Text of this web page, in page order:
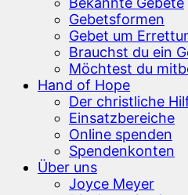
Gebetsformen
Gebet um
Brauchst du ein
Möchtest du
Hand of Hope
Der christliche
Einsatzbereiche
Online spenden
Spendenkonten
Über uns
Joyce Meyer